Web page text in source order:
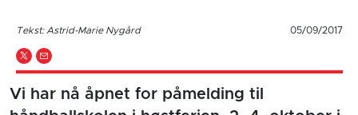
Tekst: Astrid-Marie Nygård 05/09/2017
Vi har nå åpnet for påmelding til